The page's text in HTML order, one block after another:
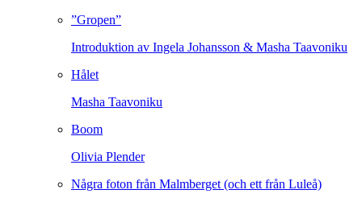
”Gropen”
Introduktion av Ingela Johansson & Masha Taavoniku
Hålet
Masha Taavoniku
Boom
Olivia Plender
Några foton från Malmberget (och ett från Luleå)